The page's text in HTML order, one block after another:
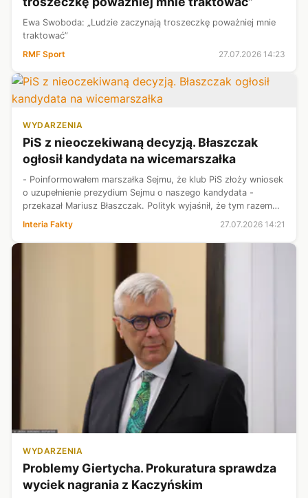
Ewa Swoboda: „Ludzie zaczynają troszeczkę poważniej mnie
traktować”
RMF Sport
27.07.2026 14:23
WYDARZENIA
PiS z nieoczekiwaną decyzją. Błaszczak
ogłosił kandydata na wicemarszałka
- Poinformowałem marszałka Sejmu, że klub PiS złoży wniosek
o uzupełnienie prezydium Sejmu o naszego kandydata -
przekazał Mariusz Błaszczak. Polityk wyjaśnił, że tym razem
partia nie zaproponuje Elżbiety Witek na fotel wicemarszałka. -
Naszym kandyd...
Interia Fakty 27.07.2026 14:21
WYDARZENIA
Problemy Giertycha. Prokuratura sprawdza
wyciek nagrania z Kaczyńskim